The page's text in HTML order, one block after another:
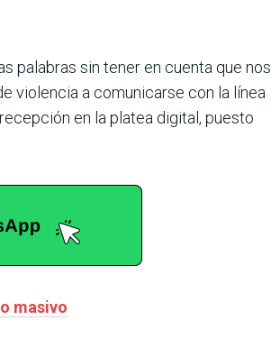
palabras sin tener en cuenta que nos
violencia a comunicarse con la línea
en la platea digital, puesto
masivo